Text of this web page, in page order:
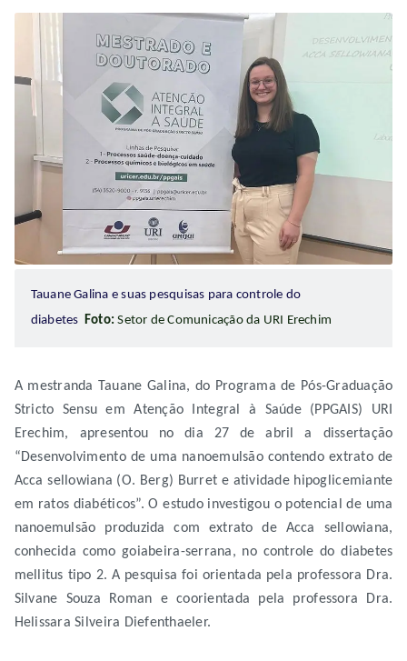
Tauane Galina e suas pesquisas para controle do
diabetes Foto: Setor de Comunicação da URI Erechim
A mestranda Tauane Galina, do Programa de Pós-Graduação
Stricto Sensu em Atenção Integral à Saúde (PPGAIS) URI
Erechim, apresentou no dia 27 de abril a dissertação
“Desenvolvimento de uma nanoemulsão contendo extrato de
Acca sellowiana (O. Berg) Burret e atividade hipoglicemiante
em ratos diabéticos”. O estudo investigou o potencial de uma
nanoemulsão produzida com extrato de Acca sellowiana,
conhecida como goiabeira-serrana, no controle do diabetes
mellitus tipo 2. A pesquisa foi orientada pela professora Dra.
Silvane Souza Roman e coorientada pela professora Dra.
Helissara Silveira Diefenthaeler.